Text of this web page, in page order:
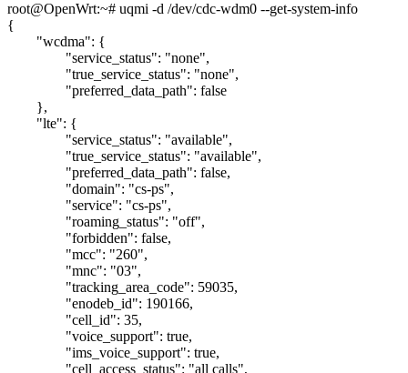
root@OpenWrt:~# uqmi -d /dev/cdc-wdm0 --get-system-info
{
"wcdma": {
"service_status": "none",
"true_service_status": "none",
"preferred_data_path": false
},
"lte": {
"service_status": "available",
"true_service_status": "available",
"preferred_data_path": false,
"domain": "cs-ps",
"service": "cs-ps",
"roaming_status": "off",
"forbidden": false,
"mcc": "260",
"mnc": "03",
"tracking_area_code": 59035,
"enodeb_id": 190166,
"cell_id": 35,
"voice_support": true,
"ims_voice_support": true,
"cell_access_status": "all calls",